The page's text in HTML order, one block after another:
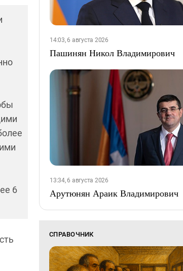
6
14:03, 6 августа 2026
Пашинян Никол Владимирович
13:34, 6 августа 2026
Арутюнян Араик Владимирович
СПРАВОЧНИК